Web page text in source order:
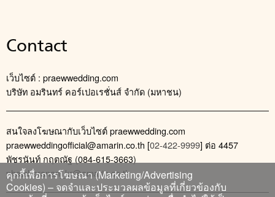
Contact
เว็บไซต์ : praewwedding.com
บริษัท อมรินทร์ คอร์เปอเรชั่นส์ จำกัด (มหาชน)
สนใจลงโฆษณากับเว็บไซต์ praewwedding.com
praewweddingofficial@amarin.co.th [02-422-9999] ต่อ 4457
พัชรนันท์ กฤตณัฐ (084-615-3663)
phatcharanan_kr@amarin.co.th
คุกกี้เพื่อการโฆษณา (Marketing/Advertising
Cookies) – จดจำและประมวลผลข้อมูลที่เกี่ยวข้องกับ